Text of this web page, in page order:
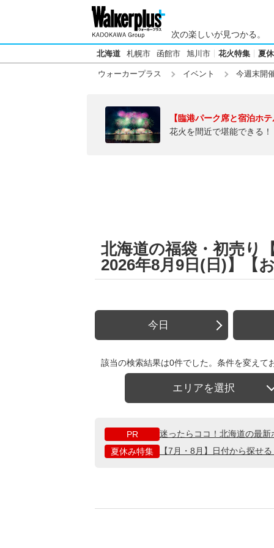
次の楽しいが見つかる。
北海道 札幌市 函館市 旭川市 花火特集 夏
ウォーカープラス イベント 今週末開
【臨港パーク席と宿泊ホ
花火を間近で堪能できる
北海道の福袋・初売り
2026年8月9日(日)】【
今日
該当の検索結果は0件でした。条件を変えて
エリアを選択
PR
迷ったらココ！北海道の最
夏休み特集
【7月・8月】日付から探せ